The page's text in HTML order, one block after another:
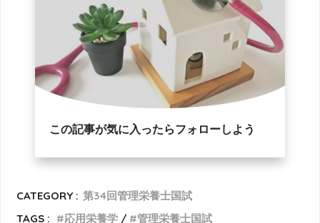
この記事が気に入ったらフォローしよう
CATEGORY : 第34回管理栄養士国試
TAGS :
応用栄養学 管理栄養士国試